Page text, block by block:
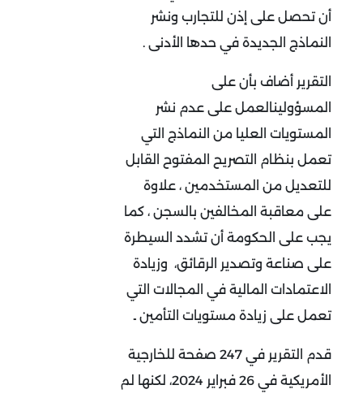
أن تحصل على إذن للتجارب ونشر
النماذج الجديدة في حدها الأدنى .
التقرير أضاف بأن على
المسؤولينالعمل على عدم نشر
المستويات العليا من النماذج التي
تعمل بنظام التصريح المفتوح القابل
للتعديل من المستخدمين ، علاوة
على معاقبة المخالفين بالسجن ، كما
يجب على الحكومة أن تشدد السيطرة
على صناعة وتصدير الرقائق، وزيادة
الاعتمادات المالية في المجالات التي
تعمل على زيادة مستويات التأمين ـ
قدم التقرير في 247 صفحة للخارجية
الأمريكية في 26 فبراير 2024، لكنها لم